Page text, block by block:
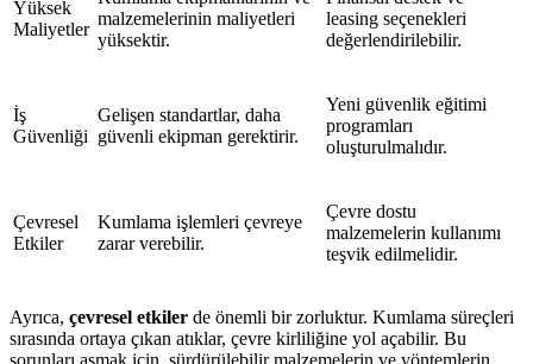
Yüksek
Maliyetler
malzemelerinin maliyetleri
yüksektir.
leasing seçenekleri
değerlendirilebilir.
İş
Güvenliği
Gelişen standartlar, daha
güvenli ekipman gerektirir.
Yeni güvenlik eğitimi
programları
oluşturulmalıdır.
Çevresel
Etkiler
Kumlama işlemleri çevreye
zarar verebilir.
Çevre dostu
malzemelerin kullanımı
teşvik edilmelidir.
Ayrıca, çevresel etkiler de önemli bir zorluktur. Kumlama süreçleri
sırasında ortaya çıkan atıklar, çevre kirliliğine yol açabilir. Bu
sorunları aşmak için, sürdürülebilir malzemelerin ve yöntemlerin